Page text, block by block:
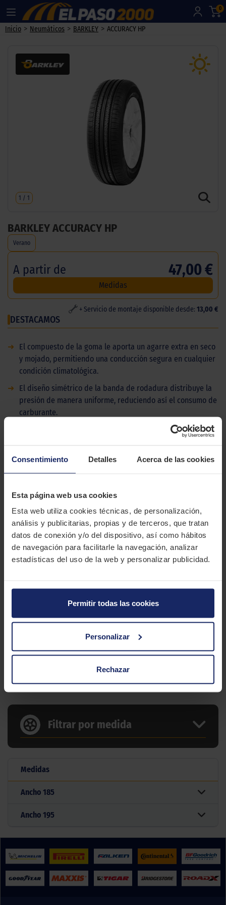
Consentimiento Detalles Acerca de las cookies
Esta página web usa cookies
Esta web utiliza cookies técnicas, de personalización,
análisis y publicitarias, propias y de terceros, que tratan
datos de conexión y/o del dispositivo, así como hábitos
de navegación para facilitarle la navegación, analizar
estadísticas del uso de la web y personalizar publicidad.
Permitir todas las cookies
Personalizar
Rechazar
0
Inicio > Neumáticos > BARKLEY > ACCURACY HP
1 / 1
BARKLEY ACCURACY HP
Verano
A partir de 47,00 €
Medidas
+ Servicio de montaje disponible desde: 13,00 €
DESTACAMOS
➜
El compuesto de la goma le aporta un agarre extra en seco
y mojado, permitiendo una conducción segura en cualquier
condición climatológica.
➜
El diseño simétrico de la banda de rodadura distribuye la
presión de manera uniforme, reduciendo así el consumo de
carburante.
Ordene su Barkley Accuracy HP en línea en la web de
DESCRIPCIÓN
El Barkley Accuracy HP es un neumático High Performance para
automóviles deportivos que logra un rendimiento equilibrado
junto a una buena eficiencia energética.
CARACTERÍSTICAS TÉCNICAS
Marca
BARKLEY
ACCURACY HP
Estación
Verano
2 MEDIDAS PARA EL NEUMÁTICO
BARKLEY ACCURACY HP
Filtrar por medida
Medidas
Ancho 185
Ancho 195